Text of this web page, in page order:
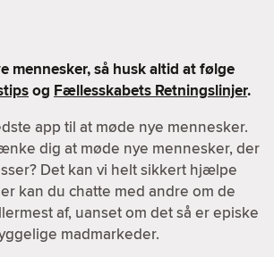
mennesker, så husk altid at følge
og Fællesskabets Retningslinjer.
app til at møde nye mennesker.
dig at møde nye mennesker, der
Det kan vi helt sikkert hjælpe
kan du chatte med andre om de
af, uanset om det så er episke
madmarkeder.